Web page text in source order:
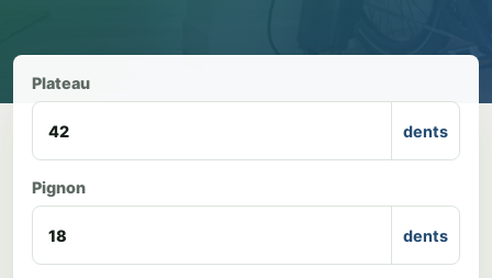
Plateau
dents
Pignon
dents